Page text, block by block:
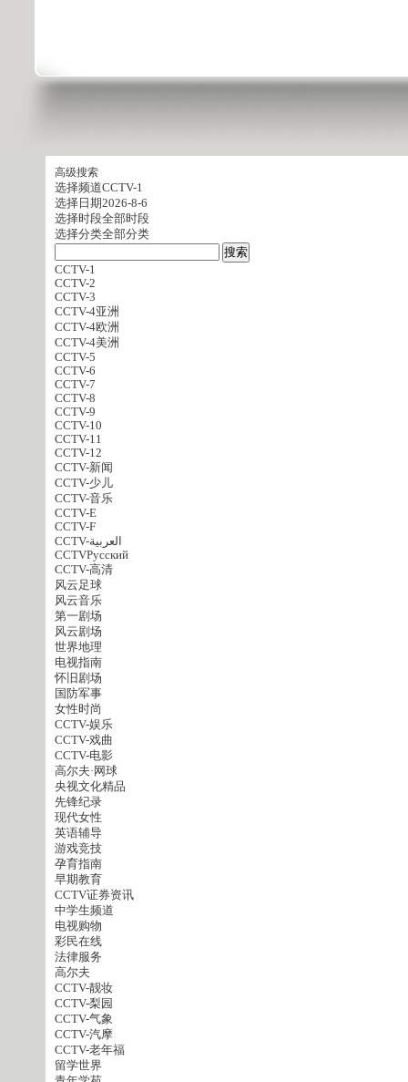
高级搜索
选择频道CCTV-1
选择日期2026-8-6
选择时段全部时段
选择分类全部分类
CCTV-1
CCTV-2
CCTV-3
CCTV-4亚洲
CCTV-4欧洲
CCTV-4美洲
CCTV-5
CCTV-6
CCTV-7
CCTV-8
CCTV-9
CCTV-10
CCTV-11
CCTV-12
CCTV-新闻
CCTV-少儿
CCTV-音乐
CCTV-E
CCTV-F
CCTV-العربية
CCTVPусский
CCTV-高清
风云足球
风云音乐
第一剧场
风云剧场
世界地理
电视指南
怀旧剧场
国防军事
女性时尚
CCTV-娱乐
CCTV-戏曲
CCTV-电影
高尔夫·网球
央视文化精品
先锋纪录
现代女性
英语辅导
游戏竞技
孕育指南
早期教育
CCTV证券资讯
中学生频道
电视购物
彩民在线
法律服务
高尔夫
CCTV-靓妆
CCTV-梨园
CCTV-气象
CCTV-汽摩
CCTV-老年福
留学世界